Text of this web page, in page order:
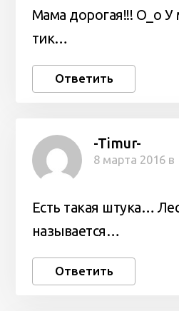
Мама дорогая!!! О_о
тик…
Ответить
-Timur-
8 марта 2016 в
Есть такая штука…
называется…
Ответить